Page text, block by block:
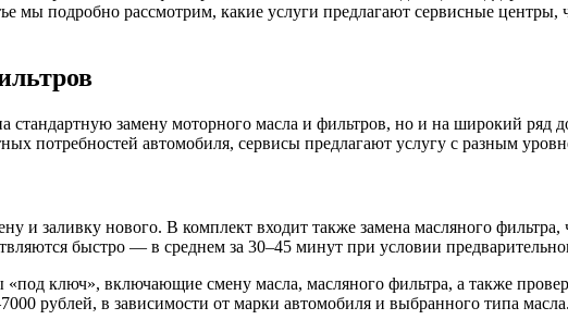
мы подробно рассмотрим, какие услуги предлагают сервисные
стандартную замену моторного масла и фильтров, но и на широкий
потребностей автомобиля, сервисы предлагают услугу с разным
и заливку нового. В комплект входит также замена масляного
быстро — в среднем за 30–45 минут при условии
ключ», включающие смену масла, масляного фильтра, а также
рублей, в зависимости от марки автомобиля и выбранного типа масла.